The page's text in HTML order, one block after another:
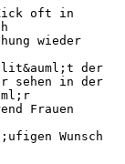
oft in
wieder
der
sehen in der
Frauen
Wunsch